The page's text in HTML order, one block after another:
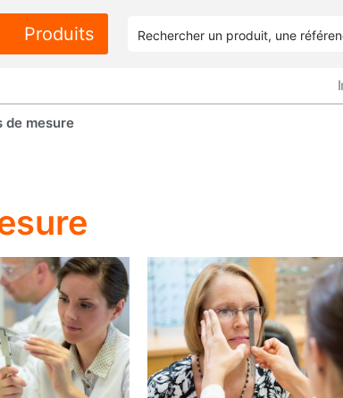
Produits
de mesure